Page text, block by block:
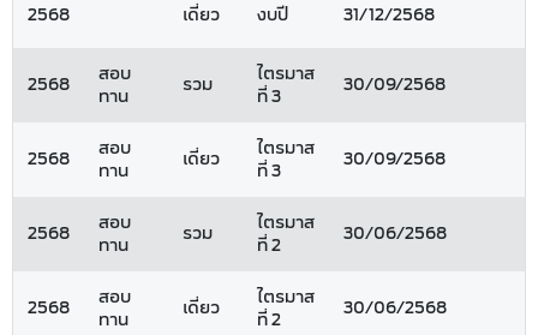
2568 เดี่ยว งบปี 31/12/2568
2568
สอบ
ทาน
รวม
ไตรมาส
ที่ 3
30/09/2568
2568
สอบ
ทาน
เดี่ยว
ไตรมาส
ที่ 3
30/09/2568
2568
สอบ
ทาน
รวม
ไตรมาส
ที่ 2
30/06/2568
2568
สอบ
ทาน
เดี่ยว
ไตรมาส
ที่ 2
30/06/2568